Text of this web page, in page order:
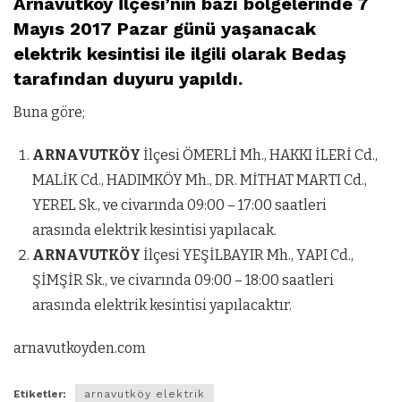
Mayıs 2017 Pazar günü yaşanacak
elektrik kesintisi ile ilgili olarak Bedaş
tarafından duyuru yapıldı.
Buna göre;
ARNAVUTKÖY İlçesi ÖMERLİ Mh., HAKKI İLERİ Cd.,
MALİK Cd., HADIMKÖY Mh., DR. MİTHAT MARTI Cd.,
YEREL Sk., ve civarında 09:00 – 17:00 saatleri
arasında elektrik kesintisi yapılacak.
ARNAVUTKÖY İlçesi YEŞİLBAYIR Mh., YAPI Cd.,
ŞİMŞİR Sk., ve civarında 09:00 – 18:00 saatleri
arasında elektrik kesintisi yapılacaktır.
arnavutkoyden.com
Etiketler:
arnavutköy elektrik